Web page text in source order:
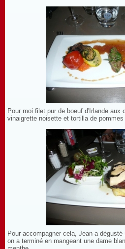
Pour moi filet pur de boeuf d'Irlande aux
vinaigrette noisette et tortilla de pommes
Pour accompagner cela, Jean a
on a terminé en mangeant une dame